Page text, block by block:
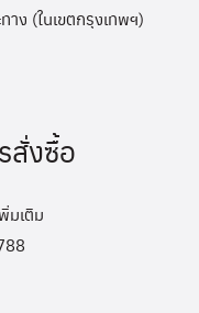
ง (ในเขตกรุงเทพฯ)
สั่งซื้อ
มเติม